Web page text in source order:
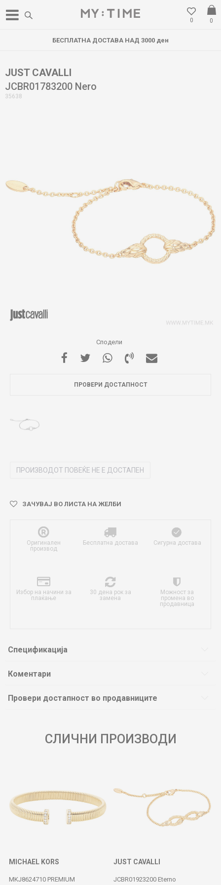
0
0
БЕСПЛАТНА ДОСТАВА НАД 3000 ден
JUST CAVALLI
JCBR01783200 Nero
35638
Сподели
ПРОВЕРИ ДОСТАПНОСТ
ПРОИЗВОДОТ ПОВЕЌЕ НЕ Е ДОСТАПЕН
ЗАЧУВАЈ ВО ЛИСТА НА ЖЕЛБИ
Оригинален
производ
Бесплатна достава Сигурна достава
Избор на начини за
плаќање
30 дена рок за
замена
Можност за
промена во
продавница
Спецификација
Коментари
Провери достапност во продавниците
СЛИЧНИ ПРОИЗВОДИ
MICHAEL KORS
MKJ8624710 PREMIUM
JUST CAVALLI
JCBR01923200 Eterno